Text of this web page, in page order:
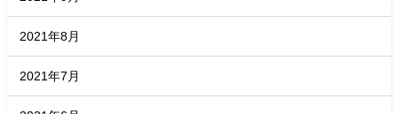
2021年8月
2021年7月